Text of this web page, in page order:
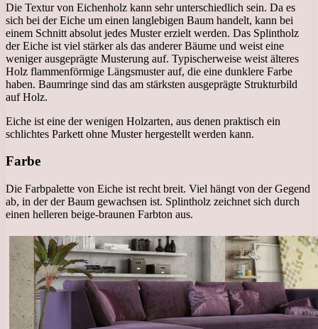
Die Textur von Eichenholz kann sehr unterschiedlich sein. Da es
sich bei der Eiche um einen langlebigen Baum handelt, kann bei
einem Schnitt absolut jedes Muster erzielt werden. Das Splintholz
der Eiche ist viel stärker als das anderer Bäume und weist eine
weniger ausgeprägte Musterung auf. Typischerweise weist älteres
Holz flammenförmige Längsmuster auf, die eine dunklere Farbe
haben. Baumringe sind das am stärksten ausgeprägte Strukturbild
auf Holz.
Eiche ist eine der wenigen Holzarten, aus denen praktisch ein
schlichtes Parkett ohne Muster hergestellt werden kann.
Farbe
Die Farbpalette von Eiche ist recht breit. Viel hängt von der Gegend
ab, in der der Baum gewachsen ist. Splintholz zeichnet sich durch
einen helleren beige-braunen Farbton aus.